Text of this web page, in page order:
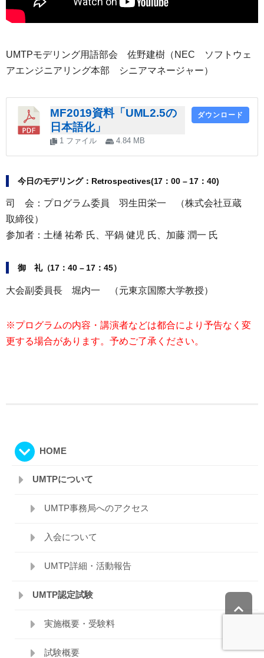
UMTPモデリング用語部会 佐野建樹（NEC ソフトウェ
アエンジニアリング本部 シニアマネージャー）
MF2019資料「UML2.5の
日本語化」
1 ファイル 4.84 MB
ダウンロード
今日のモデリング：Retrospectives(17：00 – 17：40)
司 会：プログラム委員 羽生田栄一 （株式会社豆蔵
取締役）
参加者：土樋 祐希 氏、平鍋 健児 氏、加藤 潤一 氏
御 礼（17：40 – 17：45）
大会副委員長 堀内一 （元東京国際大学教授）
※プログラムの内容・講演者などは都合により予告なく変
更する場合があります。予めご了承ください。
HOME
UMTPについて
UMTP事務局へのアクセス
入会について
UMTP詳細・活動報告
UMTP認定試験
実施概要・受験料
試験概要